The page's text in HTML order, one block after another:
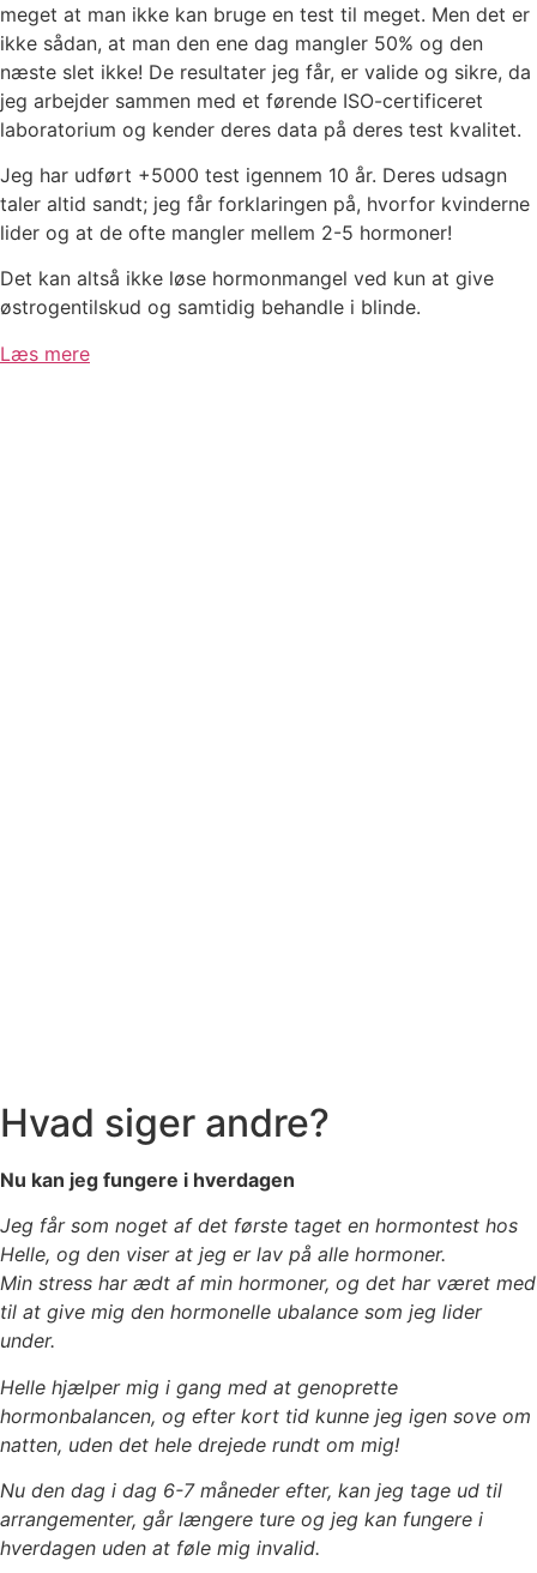
meget at man ikke kan bruge en test til meget. Men det er
ikke sådan, at man den ene dag mangler 50% og den
næste slet ikke! De resultater jeg får, er valide og sikre, da
jeg arbejder sammen med et førende ISO-certificeret
laboratorium og kender deres data på deres test kvalitet.
Jeg har udført +5000 test igennem 10 år. Deres udsagn
taler altid sandt; jeg får forklaringen på, hvorfor kvinderne
lider og at de ofte mangler mellem 2-5 hormoner!
Det kan altså ikke løse hormonmangel ved kun at give
østrogentilskud og samtidig behandle i blinde.
Læs mere
Hvad siger andre?
Nu kan jeg fungere i hverdagen
Jeg får som noget af det første taget en hormontest hos
Helle, og den viser at jeg er lav på alle hormoner.
Min stress har ædt af min hormoner, og det har været med
til at give mig den hormonelle ubalance som jeg lider
under.
Helle hjælper mig i gang med at genoprette
hormonbalancen, og efter kort tid kunne jeg igen sove om
natten, uden det hele drejede rundt om mig!
Nu den dag i dag 6-7 måneder efter, kan jeg tage ud til
arrangementer, går længere ture og jeg kan fungere i
hverdagen uden at føle mig invalid.